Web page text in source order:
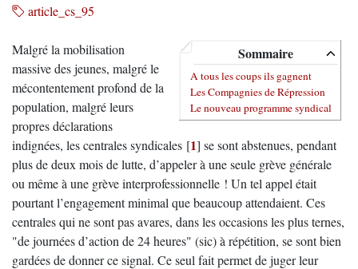
article_cs_95
Sommaire
A tous les coups ils gagnent
Les Compagnies de Répression
Le nouveau programme syndical
Malgré la mobilisation
massive des jeunes, malgré le
mécontentement profond de la
population, malgré leurs
propres déclarations
indignées, les centrales syndicales [1] se sont abstenues, pendant
plus de deux mois de lutte, d’appeler à une seule grève générale
ou même à une grève interprofessionnelle ! Un tel appel était
pourtant l’engagement minimal que beaucoup attendaient. Ces
centrales qui ne sont pas avares, dans les occasions les plus ternes,
"de journées d’action de 24 heures" (sic) à répétition, se sont bien
gardées de donner ce signal. Ce seul fait permet de juger leur